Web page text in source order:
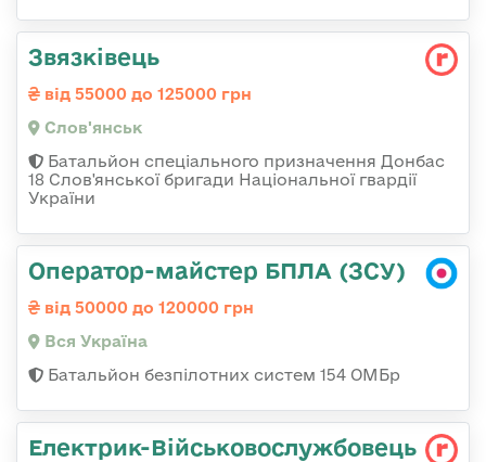
Звязківець
від 55000 до 125000 грн
Слов'янськ
Батальйон спеціального призначення Донбас
18 Слов'янської бригади Національної гвардії
України
Оператор-майстер БПЛА (ЗСУ)
від 50000 до 120000 грн
Вся Україна
Батальйон безпілотних систем 154 ОМБр
Електрик-Військовослужбовець